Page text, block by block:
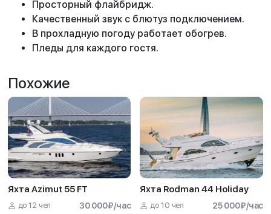
Просторный флайбридж.
Качественный звук с блютуз подключением.
В прохладную погоду работает обогрев.
Пледы для каждого гостя.
Похожие
Яхта Azimut 55 FT
до 12 чел 30 000₽/час
Яхта Rodman 44 Holiday
до 10 чел 25 000₽/час